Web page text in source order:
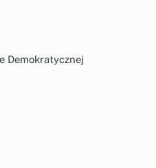
Demokratycznej